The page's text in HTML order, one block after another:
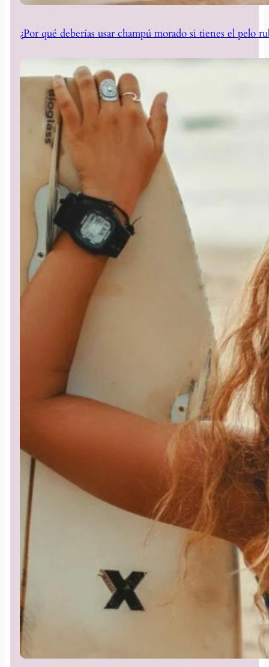
¿Por qué deberías usar champú morado si tienes el pelo